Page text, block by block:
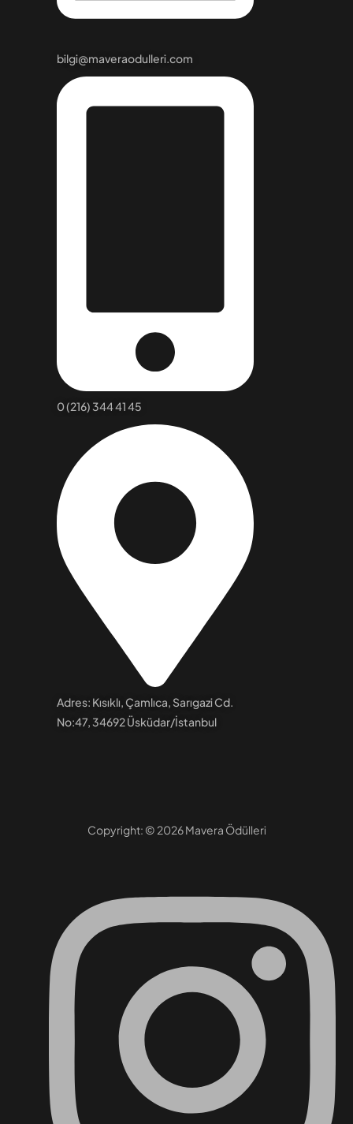
bilgi@maveraodulleri.com
0 (216) 344 41 45
Adres: Kısıklı, Çamlıca, Sarıgazi Cd.
No:47, 34692 Üsküdar/İstanbul
Copyright: © 2026 Mavera Ödülleri